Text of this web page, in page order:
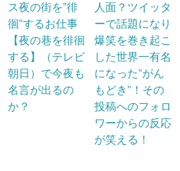
ス夜の街を”徘
徊”するお仕事
【夜の巷を徘徊
する】（テレビ
朝日）で今夜も
名言が出るの
か？
人面？ツイッタ
ーで話題になり
爆笑を巻き起こ
した世界一有名
になった”がん
もどき”！その
投稿へのフォロ
ワーからの反応
が笑える！